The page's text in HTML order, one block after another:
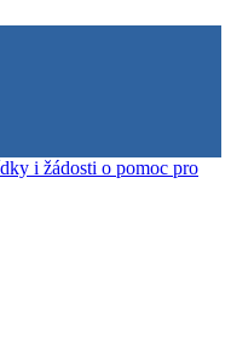
i žádosti o pomoc pro